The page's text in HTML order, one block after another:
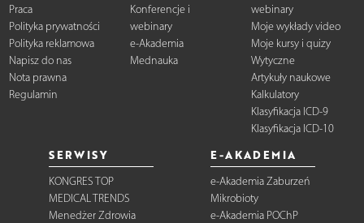
Praca
Polityka prywatności
Polityka reklamowa
Napisz do nas
Nota prawna
Regulamin
Konferencje i
webinary
e-Akademia
Mednauka
webinary
Moje wykłady video
Moje kursy i quizy
Wytyczne
Artykuły naukowe
Kalkulatory
Klasyfikacja ICD-9
Klasyfikacja ICD-10
SERWISY
KONGRES TOP
MEDICAL TRENDS
Menedżer Zdrowia
E-AKADEMIA
e-Akademia Zaburzeń
Mikrobioty
e-Akademia POChP